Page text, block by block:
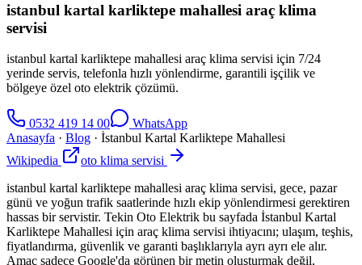
istanbul kartal karliktepe mahallesi araç klima
servisi
istanbul kartal karliktepe mahallesi araç klima servisi için 7/24
yerinde servis, telefonla hızlı yönlendirme, garantili işçilik ve
bölgeye özel oto elektrik çözümü.
0532 419 14 00
WhatsApp
Anasayfa · Blog · İstanbul Kartal Karliktepe Mahallesi
Wikipedia
oto klima servisi
istanbul kartal karliktepe mahallesi araç klima servisi, gece, pazar
günü ve yoğun trafik saatlerinde hızlı ekip yönlendirmesi gerektiren
hassas bir servistir. Tekin Oto Elektrik bu sayfada İstanbul Kartal
Karliktepe Mahallesi için araç klima servisi ihtiyacını; ulaşım, teşhis,
fiyatlandırma, güvenlik ve garanti başlıklarıyla ayrı ayrı ele alır.
Amaç sadece Google'da görünen bir metin oluşturmak değil,